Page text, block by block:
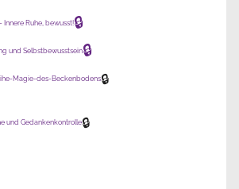
🔒
🔒
🔒
🔒